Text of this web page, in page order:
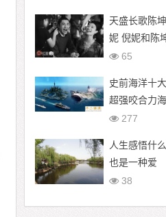
天盛长歌陈
妮 倪妮和陈
65
史前海洋十
超强咬合力
277
人生感悟什
也是一种爱
38